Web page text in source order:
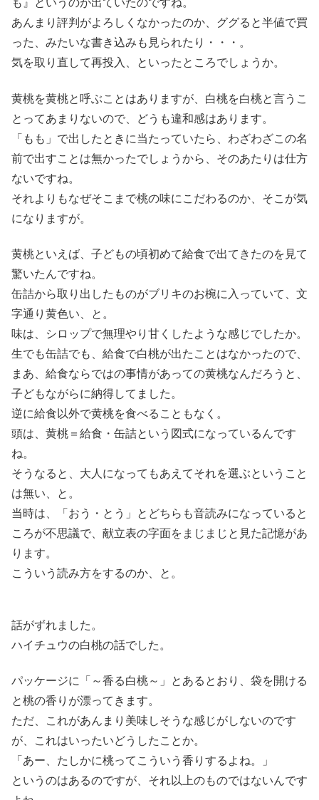
も』というのが出ていたのですね。
あんまり評判がよろしくなかったのか、ググると半値で買
った、みたいな書き込みも見られたり・・・。
気を取り直して再投入、といったところでしょうか。
黄桃を黄桃と呼ぶことはありますが、白桃を白桃と言うこ
とってあまりないので、どうも違和感はあります。
「もも」で出したときに当たっていたら、わざわざこの名
前で出すことは無かったでしょうから、そのあたりは仕方
ないですね。
それよりもなぜそこまで桃の味にこだわるのか、そこが気
になりますが。
黄桃といえば、子どもの頃初めて給食で出てきたのを見て
驚いたんですね。
缶詰から取り出したものがブリキのお椀に入っていて、文
字通り黄色い、と。
味は、シロップで無理やり甘くしたような感じでしたか。
生でも缶詰でも、給食で白桃が出たことはなかったので、
まあ、給食ならではの事情があっての黄桃なんだろうと、
子どもながらに納得してました。
逆に給食以外で黄桃を食べることもなく。
頭は、黄桃＝給食・缶詰という図式になっているんです
ね。
そうなると、大人になってもあえてそれを選ぶということ
は無い、と。
当時は、「おう・とう」とどちらも音読みになっていると
ころが不思議で、献立表の字面をまじまじと見た記憶があ
ります。
こういう読み方をするのか、と。
話がずれました。
ハイチュウの白桃の話でした。
パッケージに「～香る白桃～」とあるとおり、袋を開ける
と桃の香りが漂ってきます。
ただ、これがあんまり美味しそうな感じがしないのです
が、これはいったいどうしたことか。
「あー、たしかに桃ってこういう香りするよね。」
というのはあるのですが、それ以上のものではないんです